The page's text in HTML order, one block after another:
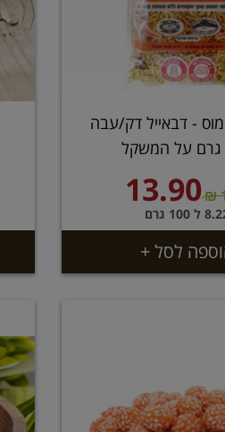
- דבאייל דק/עבה
13.90
ל 100 גרם
לסל +